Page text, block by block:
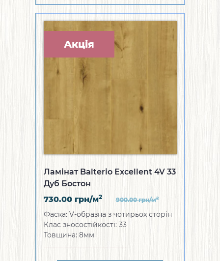
Акція
Ламінат Balterio Excellent 4V 33
Дуб Бостон
730.00 грн/м2 900.00грн/м2
Фаска: V-образна з чотирьох сторін
Клас зносостійкості: 33
Товщина: 8мм